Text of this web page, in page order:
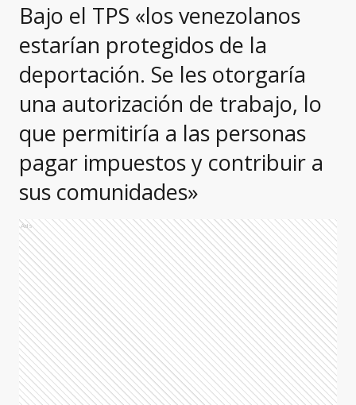
Bajo el TPS «los venezolanos
estarían protegidos de la
deportación. Se les otorgaría
una autorización de trabajo, lo
que permitiría a las personas
pagar impuestos y contribuir a
sus comunidades»
Ads